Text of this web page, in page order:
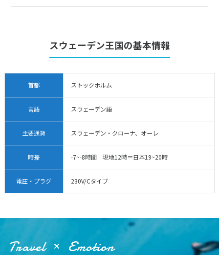
スウェーデン王国の基本情報
首都 ストックホルム
言語 スウェーデン語
主要通貨 スウェーデン・クローナ、オーレ
時差 -7~-8時間 現地12時＝日本19~20時
電圧・プラグ 230V/Cタイプ
Travel Emotion